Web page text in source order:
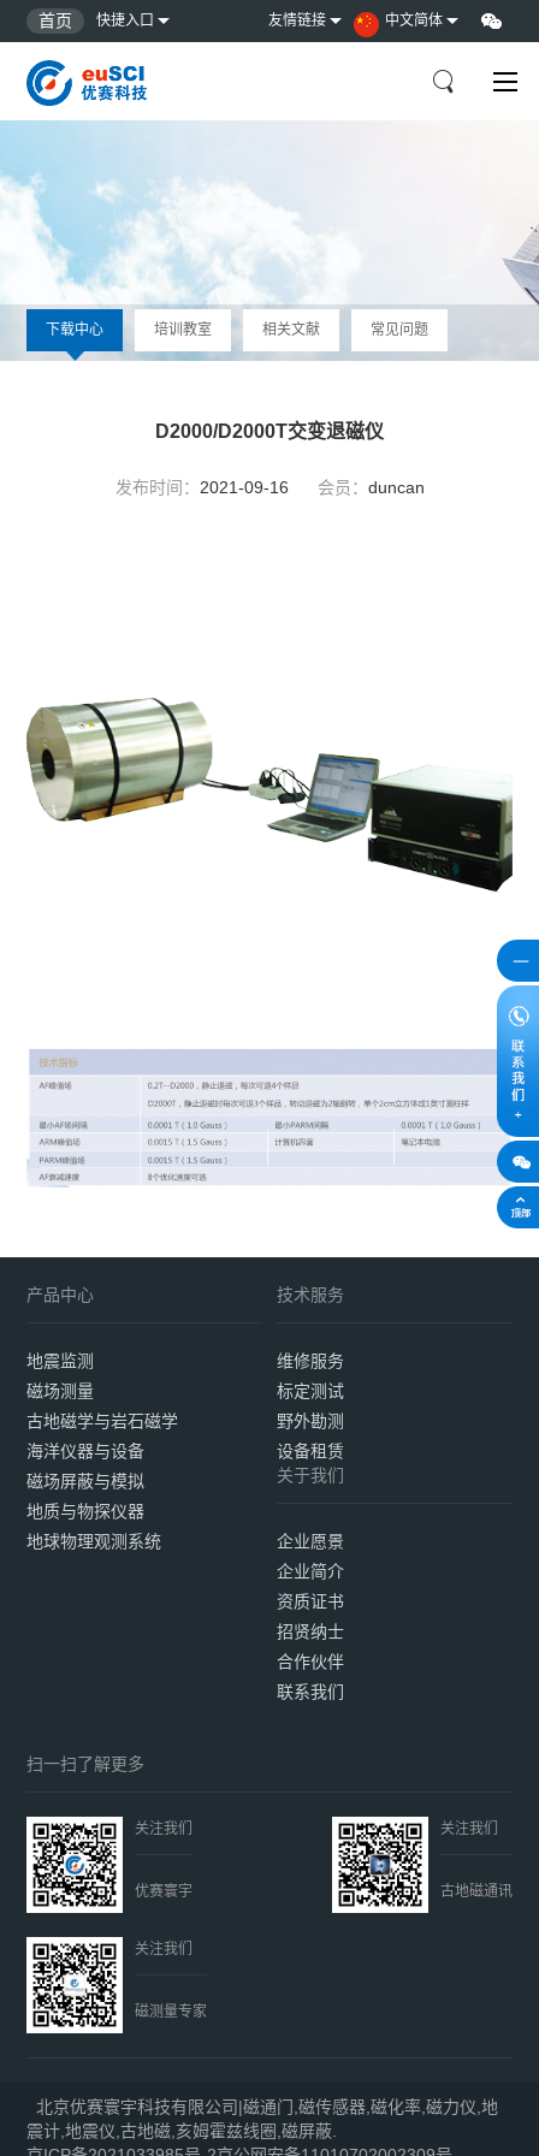
首页 快捷入口 友情链接 中文简体
下载中心 培训教室 相关文献 常见问题
D2000/D2000T交变退磁仪
发布时间： 2021-09-16 会员： duncan
产品中心
地震监测
磁场测量
古地磁学与岩石磁学
海洋仪器与设备
磁场屏蔽与模拟
地质与物探仪器
地球物理观测系统
技术服务
维修服务
标定测试
野外勘测
设备租赁
关于我们
企业愿景
企业简介
资质证书
招贤纳士
合作伙伴
联系我们
扫一扫了解更多
关注我们
优赛寰宇
关注我们
古地磁通讯
关注我们
磁测量专家
北京优赛寰宇科技有限公司|磁通门,磁传感器,磁化率,磁力仪,地
震计,地震仪,古地磁,亥姆霍兹线圈,磁屏蔽.